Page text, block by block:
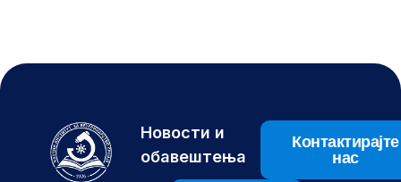
Новости и
обавештења
Контактирајте
нас